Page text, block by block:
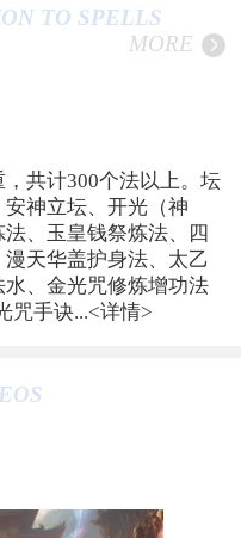
TO SPELLS
MORE
共计300个法以上。坛
神立坛、开光（神
、玉皇钱祭炼法、四
天华盖护身法、太乙
、金光咒修炼增功法
咒手诀...<详情>